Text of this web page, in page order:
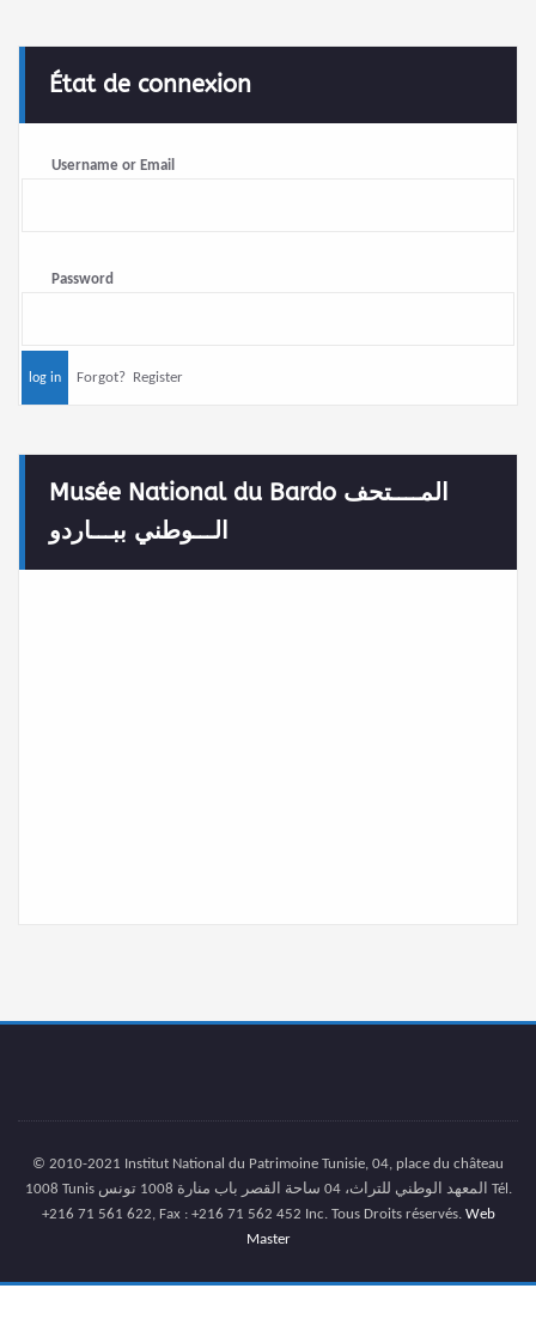
État de connexion
Username or Email
Password
Forgot? Register
Musée National du Bardo المــــتحف
الـــوطني ببـــاردو
© 2010-2021 Institut National du Patrimoine Tunisie, 04, place du château
1008 Tunis المعهد الوطني للتراث، 04 ساحة القصر باب منارة 1008 تونس Tél.
+216 71 561 622, Fax : +216 71 562 452 Inc. Tous Droits réservés. Web
Master